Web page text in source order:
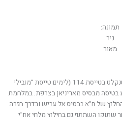
תמונה:
ניר
מאור
מסוק צרעה 04 היה המסוק השני שנקלט בטייסת 114 (לימים טייסת "מובילי
בטיסה מבסיס מאריניאן בצרפת. במלחמת
של ח"א בבסיס אל עריש ובדרך חזרה